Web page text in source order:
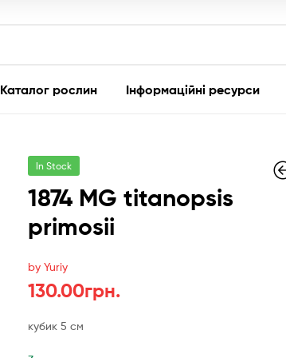
Каталог рослин Інформаційні ресурси
In Stock
1874 MG titanopsis
primosii
by Yuriy
130.00грн.
кубик 5 см